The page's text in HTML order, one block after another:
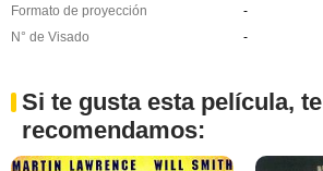
Formato de proyección
-
N° de Visado
-
Si te gusta esta película, te
recomendamos: